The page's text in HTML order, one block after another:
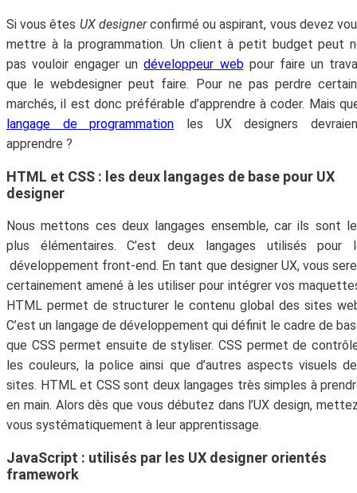
Si vous êtes UX designerconfirmé ou aspirant, vous devez
mettre à la programmation. Un client à petit budget peut
pas vouloir engager undéveloppeur webpour faire un
que le webdesigner peut faire. Pour ne pas perdre
marchés, il est donc préférable d’apprendre à coder. Mais
langage de programmation les UX designers
apprendre ?
HTML et CSS : les deux langages de base pour UX
designer
Nous mettons ces deux langages ensemble, car ils sont
plus élémentaires. C’est deux langages utilisés pour
développement front-end. En tant que designer UX, vous
certainement amené à les utiliser pour intégrer vos
HTML permet de structurer le contenu global des sites
C’est un langage de développement qui définit le cadre de
que CSS permet ensuite de styliser. CSS permet de
les couleurs, la police ainsi que d’autres aspects visuels
sites. HTML et CSS sont deux langages très simples à
en main. Alors dès que vous débutez dans l’UX design,
vous systématiquement à leur apprentissage.
JavaScript : utilisés par les UX designer orientés
framework